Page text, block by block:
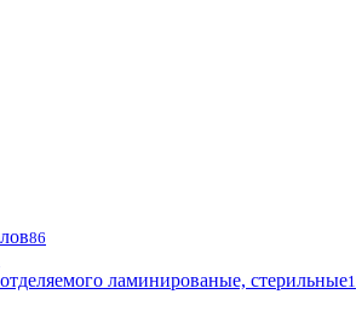
86
ламинированые, стерильные1